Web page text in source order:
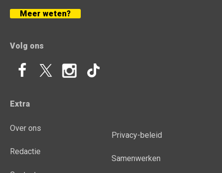
Meer weten?
Volg ons
Extra
Over ons
Redactie
Privacy-beleid
Samenwerken